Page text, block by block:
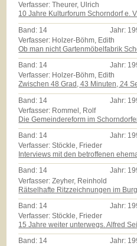
Verfasser: Theurer, Ulrich
10 Jahre Kulturforum Schorndorf e.
Band: 14 Jahr:
Verfasser: Holzer-Böhm, Edith
Ob man nicht Gartenmöbelfabrik
Band: 14 Jahr:
Verfasser: Holzer-Böhm, Edith
Zwischen 48 Grad, 43 Minuten, 24
Band: 14 Jahr:
Verfasser: Rommel, Rolf
Die Gemeindereform im
Band: 14 Jahr:
Verfasser: Stöckle, Frieder
Interviews mit den betroffenen
Band: 14 Jahr:
Verfasser: Zeyher, Reinhold
Rätselhafte Ritzzeichnungen im
Band: 14 Jahr:
Verfasser: Stöckle, Frieder
15 Jahre weiter unterwegs. Alfred
Band: 14 Jahr: